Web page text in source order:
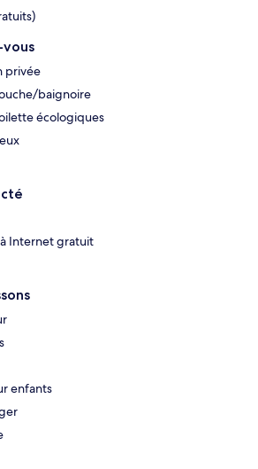
vous
privée
baignoire
écologiques
Internet gratuit
enfants